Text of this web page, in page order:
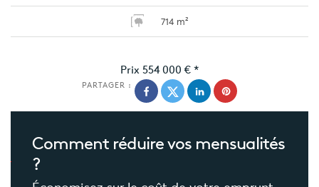
714 m²
Prix554 000 € *
PARTAGER :
Comment réduirevos mensualités
?